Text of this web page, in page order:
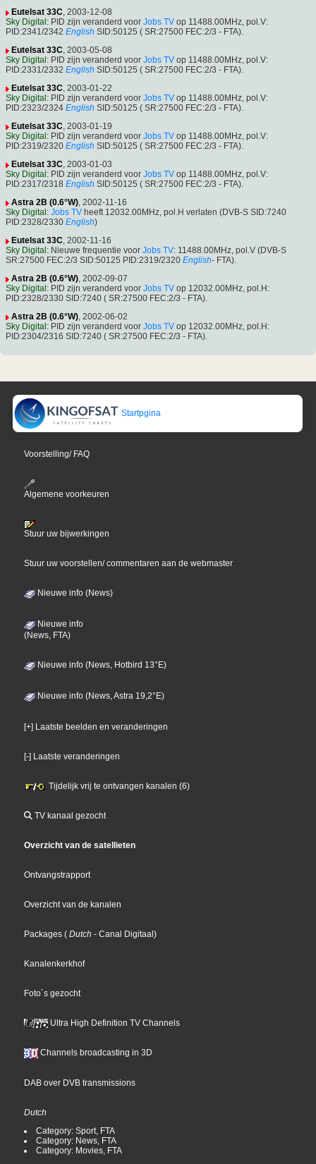
Eutelsat 33C, 2003-12-08
Sky Digital : PID zijn veranderd voor Jobs TV op 11488.00MHz, pol.V:
PID:2341/2342 English SID:50125 ( SR:27500 FEC:2/3 - FTA).
Eutelsat 33C, 2003-05-08
Sky Digital : PID zijn veranderd voor Jobs TV op 11488.00MHz, pol.V:
PID:2331/2332 English SID:50125 ( SR:27500 FEC:2/3 - FTA).
Eutelsat 33C, 2003-01-22
Sky Digital : PID zijn veranderd voor Jobs TV op 11488.00MHz, pol.V:
PID:2323/2324 English SID:50125 ( SR:27500 FEC:2/3 - FTA).
Eutelsat 33C, 2003-01-19
Sky Digital : PID zijn veranderd voor Jobs TV op 11488.00MHz, pol.V:
PID:2319/2320 English SID:50125 ( SR:27500 FEC:2/3 - FTA).
Eutelsat 33C, 2003-01-03
Sky Digital : PID zijn veranderd voor Jobs TV op 11488.00MHz, pol.V:
PID:2317/2318 English SID:50125 ( SR:27500 FEC:2/3 - FTA).
Astra 2B (0.6°W), 2002-11-16
Sky Digital : Jobs TV heeft 12032.00MHz, pol.H verlaten (DVB-S SID:7240
PID:2328/2330 English)
Eutelsat 33C, 2002-11-16
Sky Digital : Nieuwe frequentie voor Jobs TV: 11488.00MHz, pol.V (DVB-S
SR:27500 FEC:2/3 SID:50125 PID:2319/2320 English- FTA).
Astra 2B (0.6°W), 2002-09-07
Sky Digital : PID zijn veranderd voor Jobs TV op 12032.00MHz, pol.H:
PID:2328/2330 SID:7240 ( SR:27500 FEC:2/3 - FTA).
Astra 2B (0.6°W), 2002-06-02
Sky Digital : PID zijn veranderd voor Jobs TV op 12032.00MHz, pol.H:
PID:2304/2316 SID:7240 ( SR:27500 FEC:2/3 - FTA).
Startpgina
Voorstelling/ FAQ
Algemene voorkeuren
Stuur uw bijwerkingen
Stuur uw voorstellen/ commentaren aan de webmaster
Nieuwe info (News)
Nieuwe info
(News, FTA)
Nieuwe info (News, Hotbird 13°E)
Nieuwe info (News, Astra 19,2°E)
[+] Laatste beelden en veranderingen
[-] Laatste veranderingen
Tijdelijk vrij te ontvangen kanalen (6)
TV kanaal gezocht
Overzicht van de satellieten
Ontvangstrapport
Overzicht van de kanalen
Packages ( Dutch - Canal Digitaal)
Kanalenkerkhof
Foto´s gezocht
Ultra High Definition TV Channels
Channels broadcasting in 3D
DAB over DVB transmissions
Dutch
Category: Sport, FTA
Category: News, FTA
Category: Movies, FTA